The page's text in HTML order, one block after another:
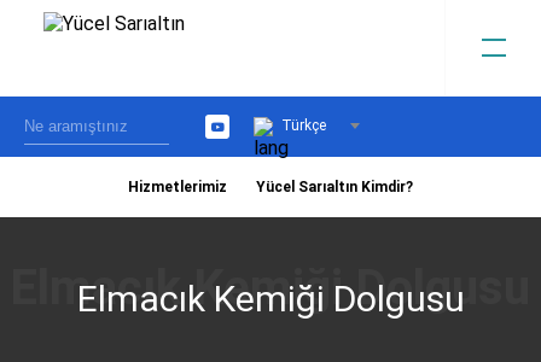
YouTubeTürkçe
Hizmetlerimiz Yücel Sarıaltın Kimdir?
Elmacık Kemiği Dolgusu